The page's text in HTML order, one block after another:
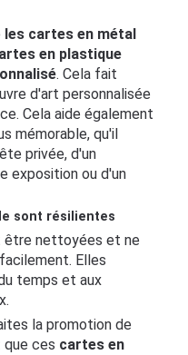
les cartes en métal
en plastique
. Cela fait
d'art personnalisée
Cela aide également
mémorable, qu'il
privée, d'un
exposition ou d'un
sont résilientes
être nettoyées et ne
Elles
temps et aux
la promotion de
que ces cartes en